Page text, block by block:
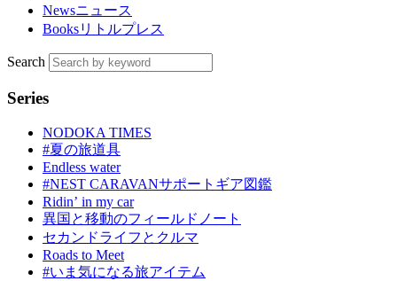
Newsニュース
Booksリトルプレス
Search
Series
NODOKA TIMES
#夏の旅道具
Endless water
#NEST CARAVANサポートギア図鑑
Ridinʼ in my car
異国と移動のフィールドノート
セカンドライフとクルマ
Roads to Meet
#いま気になる旅アイテム